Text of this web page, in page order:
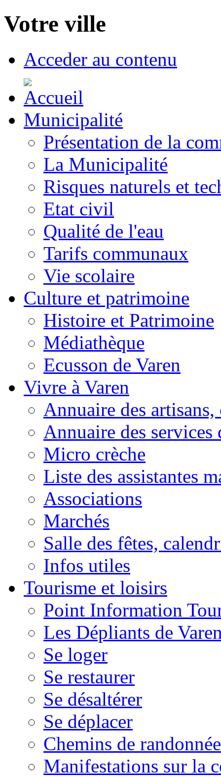
Votre ville
Acceder au contenu
Municipalité
Présentation de la
La Municipalité
Risques naturels et
Etat civil
Qualité de l'eau
Tarifs communaux
Vie scolaire
Culture et patrimoine
Histoire et Patrimoine
Médiathèque
Ecusson de Varen
Vivre à Varen
Annuaire des
Annuaire des services
Micro crèche
Liste des assistantes
Associations
Marchés
Salle des fêtes,
Infos utiles
Tourisme et loisirs
Point Information
Les Dépliants de
Se loger
Se restaurer
Se désaltérer
Se déplacer
Chemins de randonnée
Manifestations sur la